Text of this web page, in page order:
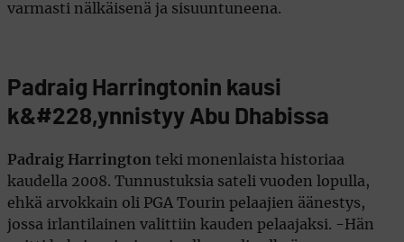
varmasti nälkäisenä ja sisuuntuneena.
Padraig Harringtonin kausi
k&#228,ynnistyy Abu Dhabissa
Padraig Harrington teki monenlaista historiaa
kaudella 2008. Tunnustuksia sateli vuoden lopulla,
ehkä arvokkain oli PGA Tourin pelaajien äänestys,
jossa irlantilainen valittiin kauden pelaajaksi. -Hän